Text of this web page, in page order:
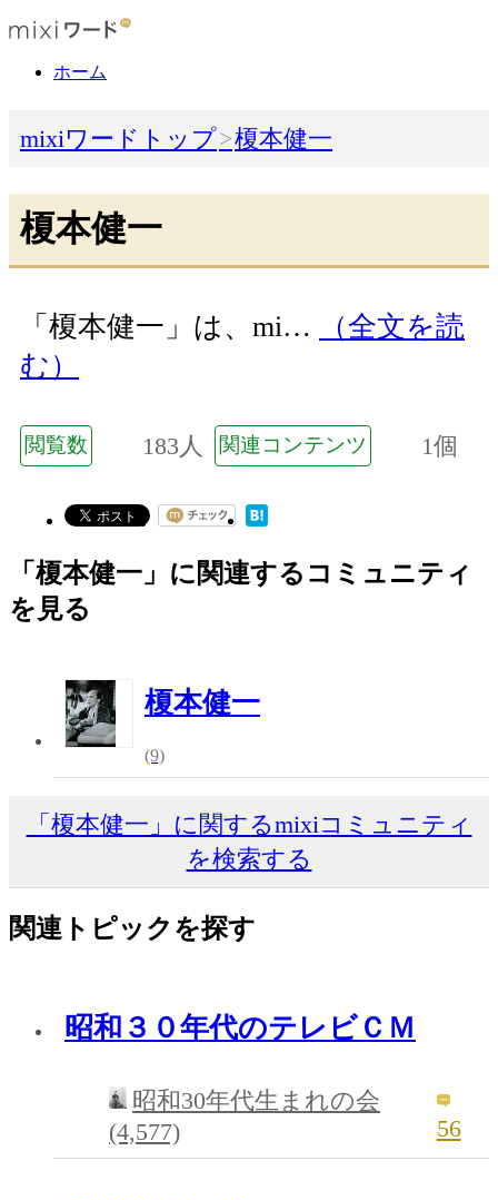
ホーム
mixiワードトップ 榎本健一
榎本健一
「榎本健一」は、mi…
（全文を読
む）
閲覧数 183人 関連コンテンツ 1個
「榎本健一」に関連するコミュニティ
を見る
榎本健一
(9)
「榎本健一」に関するmixiコミュニティ
を検索する
関連トピックを探す
昭和３０年代のテレビＣＭ
昭和30年代生まれの会
(4,577)
56